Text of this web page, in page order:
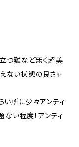
つ難など無く超美
ない状態の良さ✨
所に少々アンティ
い程度！アンティ